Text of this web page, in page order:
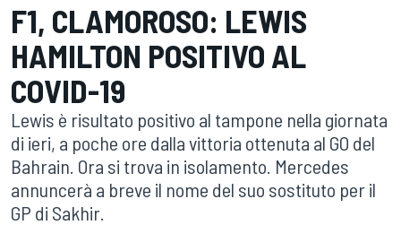
F1, CLAMOROSO: LEWIS
HAMILTON POSITIVO AL
COVID-19
Lewis è risultato positivo al tampone nella giornata
di ieri, a poche ore dalla vittoria ottenuta al GO del
Bahrain. Ora si trova in isolamento. Mercedes
annuncerà a breve il nome del suo sostituto per il
GP di Sakhir.